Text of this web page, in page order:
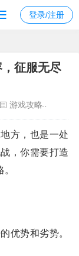
登录/注册
征服无尽
游戏攻略
方，也是一处
，你需要打造
优势和劣势。